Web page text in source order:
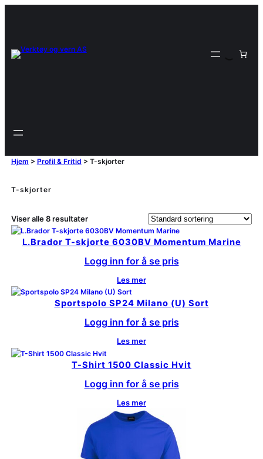
Hjem > Profil & Fritid > T-skjorter
T-skjorter
Viser alle 8 resultater
L.Brador T-skjorte 6030BV Momentum Marine
Logg inn for å se pris
Les mer
Sportspolo SP24 Milano (U) Sort
Logg inn for å se pris
Les mer
T-Shirt 1500 Classic Hvit
Logg inn for å se pris
Les mer